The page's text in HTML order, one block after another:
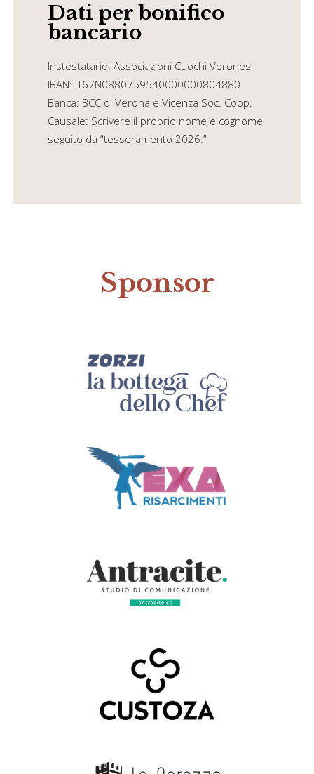
Dati per bonifico
bancario
Instestatario: Associazioni Cuochi Veronesi
IBAN: IT67N0880759540000000804880
Banca: BCC di Verona e Vicenza Soc. Coop.
Causale: Scrivere il proprio nome e cognome
seguito da “tesseramento 2026.”
Sponsor